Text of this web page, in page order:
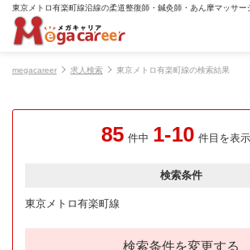
東京メトロ有楽町線沿線の柔道整復師・鍼灸師・あん摩マッサ
megacareer 求人検索 東京メトロ有楽町線の検索結果
85 件中 1-10 件目を表
検索条件
東京メトロ有楽町線
検索条件を変更する